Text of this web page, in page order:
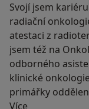
Svojí jsem
radiační
atestaci z
jsem též na
odborného
klinické
primářky
rámci
Více